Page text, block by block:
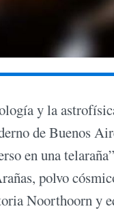
y la
de Buenos
en una
polvo
Noorthoorn y